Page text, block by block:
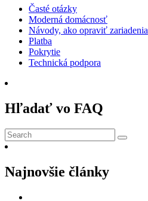
Časté otázky
Moderná domácnosť
Návody, ako opraviť zariadenia
Platba
Pokrytie
Technická podpora
Hľadať vo FAQ
Submit
Najnovšie články